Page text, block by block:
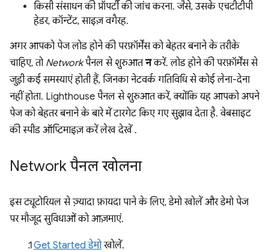
किसी संसाधन की प्रॉपर्टी की जांच करना. जैसे, उसके एचटीटीपी
हेडर, कॉन्टेंट, साइज़ वगैरह.
अगर आपको पेज लोड होने की परफ़ॉर्मेंस को बेहतर बनाने के तरीके
चाहिए, तो Networkपैनल से शुरुआतनकरें. लोड होने की परफ़ॉर्मेंस से
जुड़ी कई समस्याएं होती हैं, जिनका नेटवर्क गतिविधि से कोई लेना-देना
नहीं होता. Lighthouse पैनल से शुरुआत करें, क्योंकि यह आपको अपने
पेज को बेहतर बनाने के बारे में टारगेट किए गए सुझाव देता है. वेबसाइट
की स्पीड ऑप्टिमाइज़ करें लेख देखें .
Network पैनल खोलना
इस ट्यूटोरियल से ज़्यादा फ़ायदा पाने के लिए, डेमो खोलें और डेमो पेज
पर मौजूद सुविधाओं को आज़माएं.
Get Started डेमोखोलें.